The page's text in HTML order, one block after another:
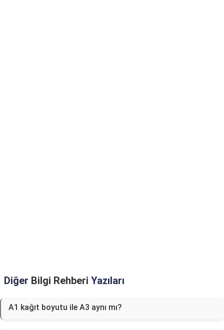
Diğer Bilgi Rehberi Yazıları
A1 kağıt boyutu ile A3 aynı mı?